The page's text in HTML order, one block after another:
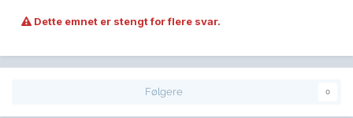
Dette emnet er stengt for flere svar.
Følgere 0